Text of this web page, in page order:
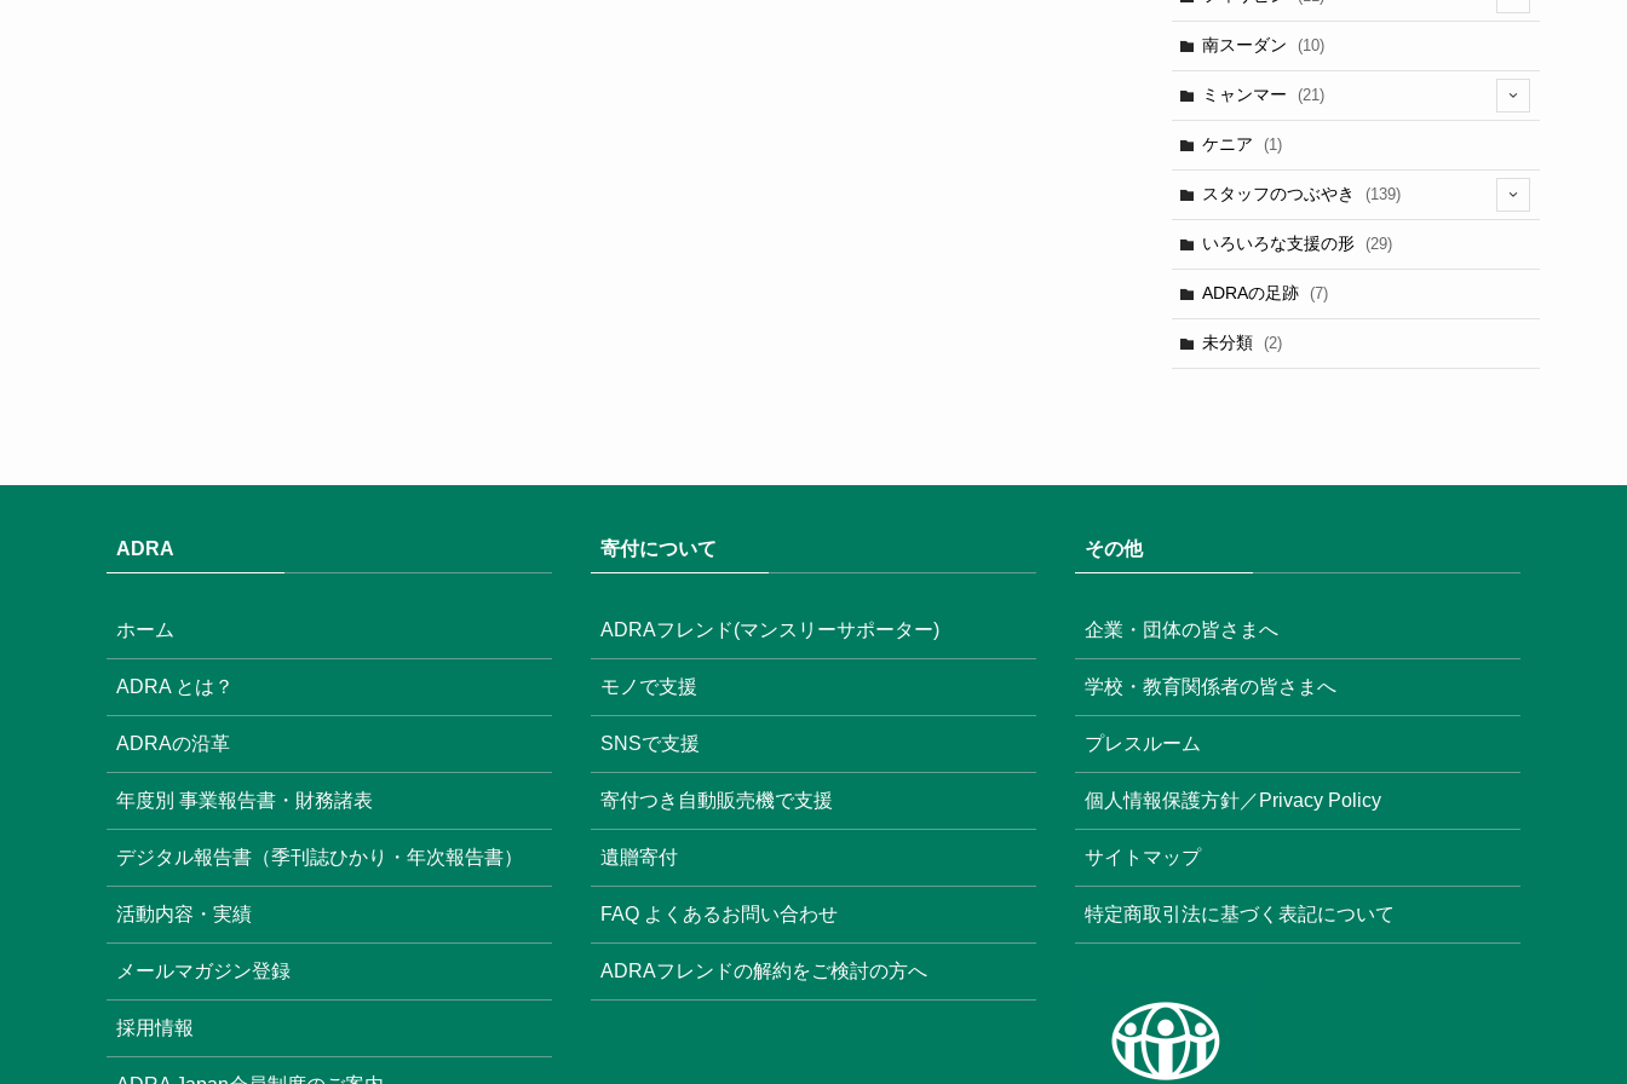
南スーダン (10)
ミャンマー (21)
ケニア (1)
スタッフのつぶやき (139)
(3)
(6)
(6)
(8)
(3)
(17)
(3)
(6)
いろいろな支援の形 (29)
ADRAの足跡 (7)
未分類 (2)
ADRA
ホーム
ADRA とは？
ADRAの沿革
年度別 事業報告書・財務諸表
デジタル報告書（季刊誌ひかり・年次報告書）
活動内容・実績
メールマガジン登録
採用情報
寄付について
ADRAフレンド(マンスリーサポーター)
モノで支援
SNSで支援
寄付つき自動販売機で支援
遺贈寄付
FAQ よくあるお問い合わせ
ADRAフレンドの解約をご検討の方へ
その他
企業・団体の皆さまへ
学校・教育関係者の皆さまへ
プレスルーム
個人情報保護方針／Privacy Policy
サイトマップ
特定商取引法に基づく表記について